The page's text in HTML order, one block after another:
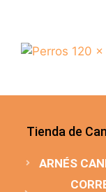
Tienda de
ARNÉS